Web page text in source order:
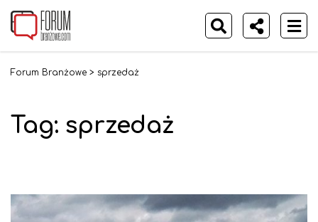
Forum Branżowe > sprzedaż
Tag: sprzedaż